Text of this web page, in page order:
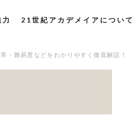
21世紀アカデメイアについて
・難易度などをわかりやすく徹底解説！